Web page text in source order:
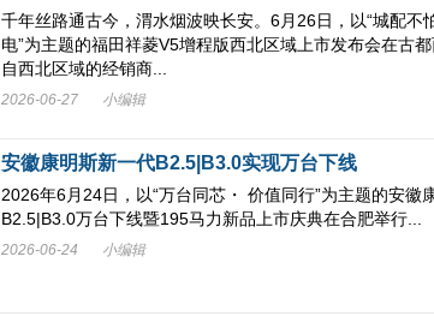
千年丝路通古今，渭水烟波映长安。6月26日，以“城配不
电”为主题的福田祥菱V5增程版西北区域上市发布会在古
自西北区域的经销商...
2026-06-27 小编辑
安徽康明斯新一代B2.5|B3.0实现万台下线
2026年6月24日，以“万台同芯・ 价值同行”为主题的安徽
B2.5|B3.0万台下线暨195马力新品上市庆典在合肥举行...
2026-06-24 小编辑